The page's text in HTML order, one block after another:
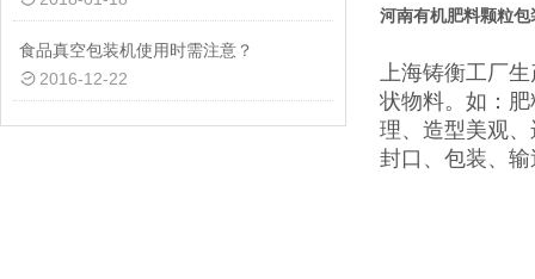
食品真空包装机使用时需注意？
2016-12-22
河南有机肥料颗粒包
上海铸衡工厂
状物料。如：
理、造型美观
封口、包装、